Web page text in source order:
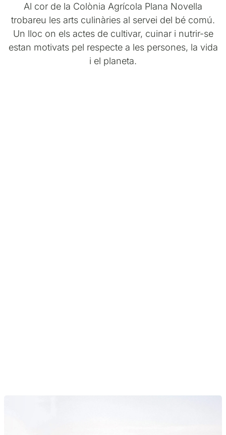
Al cor de la Colònia Agrícola Plana Novella
trobareu les arts culinàries al servei del bé comú.
Un lloc on els actes de cultivar, cuinar i nutrir-se
estan motivats pel respecte a les persones, la vida
i el planeta.